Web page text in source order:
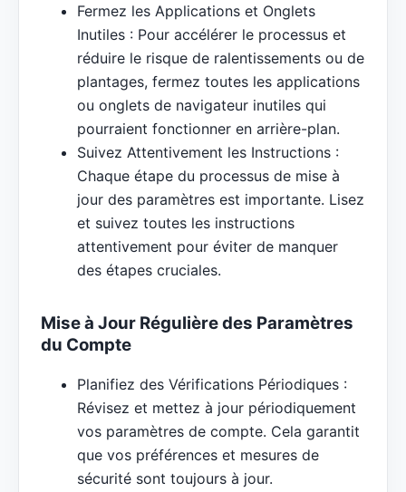
Fermez les Applications et Onglets
Inutiles : Pour accélérer le processus et
réduire le risque de ralentissements ou de
plantages, fermez toutes les applications
ou onglets de navigateur inutiles qui
pourraient fonctionner en arrière-plan.
Suivez Attentivement les Instructions :
Chaque étape du processus de mise à
jour des paramètres est importante. Lisez
et suivez toutes les instructions
attentivement pour éviter de manquer
des étapes cruciales.
Mise à Jour Régulière des Paramètres
du Compte
Planifiez des Vérifications Périodiques :
Révisez et mettez à jour périodiquement
vos paramètres de compte. Cela garantit
que vos préférences et mesures de
sécurité sont toujours à jour.